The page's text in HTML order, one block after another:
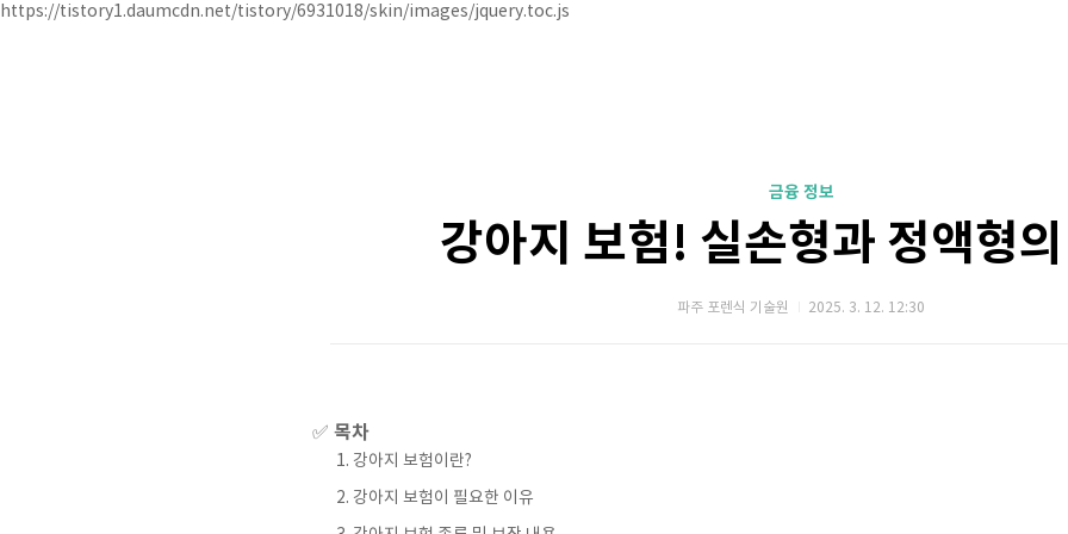
https://tistory1.daumcdn.net/tistory/6931018/skin/images/jquery.toc.js
금융 정보
강아지 보험! 실손형과 정액형
파주 포렌식 기술원 2025. 3. 12. 12:30
✅ 목차
강아지 보험이란?
강아지 보험이 필요한 이유